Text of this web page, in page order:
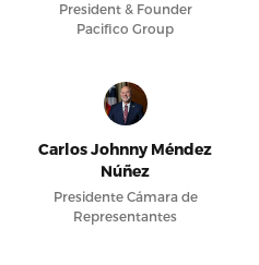
President & Founder
Pacifico Group
Carlos Johnny Méndez
Núñez
Presidente Cámara de
Representantes